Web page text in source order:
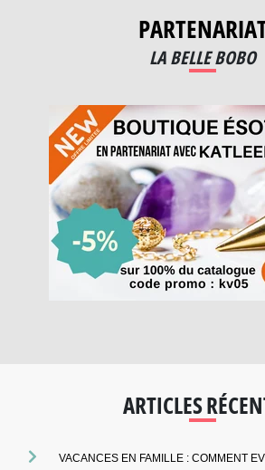
LA BELLE BOBO
ARTICLES
VACANCES EN FAMILLE : COMMENT